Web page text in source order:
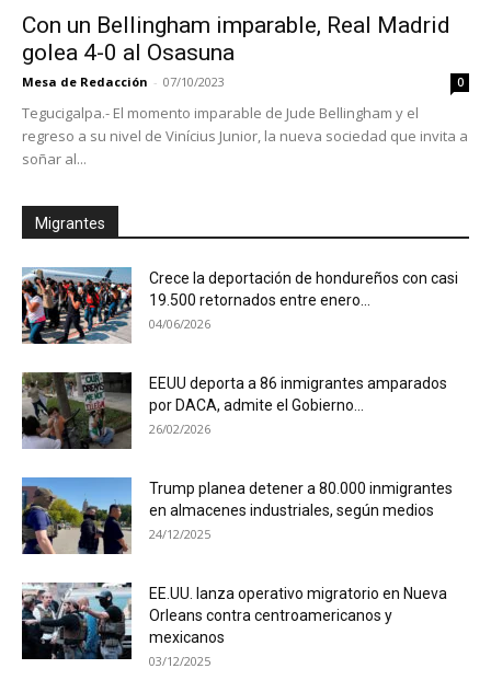
Con un Bellingham imparable, Real Madrid
golea 4-0 al Osasuna
Mesa de Redacción - 07/10/2023 0
Tegucigalpa.- El momento imparable de Jude Bellingham y el
regreso a su nivel de Vinícius Junior, la nueva sociedad que invita a
soñar al...
Migrantes
Crece la deportación de hondureños con casi
19.500 retornados entre enero...
04/06/2026
EEUU deporta a 86 inmigrantes amparados
por DACA, admite el Gobierno...
26/02/2026
Trump planea detener a 80.000 inmigrantes
en almacenes industriales, según medios
24/12/2025
EE.UU. lanza operativo migratorio en Nueva
Orleans contra centroamericanos y
mexicanos
03/12/2025